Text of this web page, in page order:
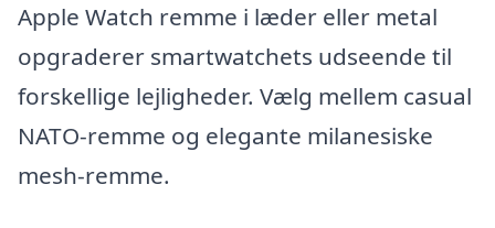
Apple Watch remme i læder eller metal
opgraderer smartwatchets udseende til
forskellige lejligheder. Vælg mellem casual
NATO-remme og elegante milanesiske
mesh-remme.